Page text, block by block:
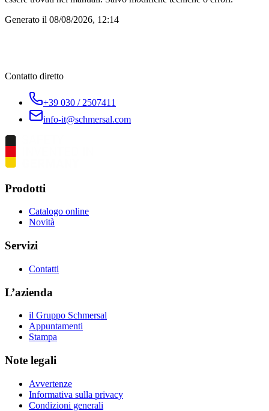
Generato il 08/08/2026, 12:14
Contatto diretto
+39 030 / 2507411
info-it@schmersal.com
Prodotti
Catalogo online
Novità
Servizi
Contatti
L’azienda
il Gruppo Schmersal
Appuntamenti
Stampa
Note legali
Avvertenze
Informativa sulla privacy
Condizioni generali